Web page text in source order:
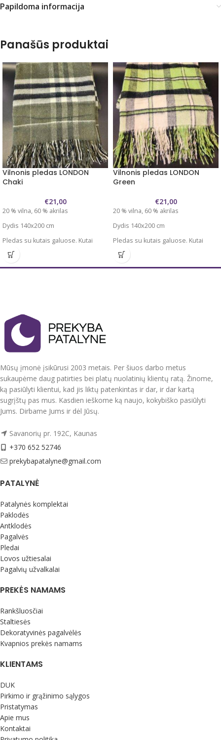
Papildoma informacija
Panašūs produktai
Vilnonis pledas LONDON
Chaki
€21,00
20 % vilna, 60 % akrilas
Dydis 140x200 cm
Pledas su kutais galuose. Kutai
~7cm
Plonas, tvirtas, švelnus.
jaukumo, šilumos, ar kaip paklotas
leidžiant laiką gamtoje.
Priežiūra: skalbti švelniu rėžimu 30
laipsnių temperatūroje.
Pagaminta Ukrainoje.
Vilnonis pledas LONDON
Green
€21,00
20 % vilna, 60 % akrilas
Dydis 140x200 cm
Pledas su kutais galuose. Kutai
~7cm
Plonas, tvirtas, švelnus.
Pagaminta Ukrainoje.
Mūsų įmonė įsikūrusi 2003 metais. Per šiuos darbo metus
sukaupėme daug patirties bei platų nuolatinių klientų ratą. Žinome,
ką pasiūlyti klientui, kad jis liktų patenkintas ir dar, ir dar kartą
sugrįštų pas mus. Kasdien ieškome ką naujo, kokybiško pasiūlyti
Jums. Dirbame Jums ir dėl Jūsų.
Savanorių pr. 192C, Kaunas
+370 652 52746
prekybapatalyne@gmail.com
PATALYNĖ
Patalynės komplektai
Paklodės
Antklodės
Pagalvės
Pledai
Lovos užtiesalai
Pagalvių užvalkalai
PREKĖS NAMAMS
Rankšluosčiai
Staltiesės
Dekoratyvinės pagalvėlės
Kvapnios prekės namams
KLIENTAMS
DUK
Pirkimo ir grąžinimo sąlygos
Pristatymas
Apie mus
Kontaktai